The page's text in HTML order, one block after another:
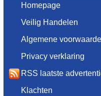
Homepage
Veilig Handelen
Algemene
Privacy verklaring
RSS laatste
Klachten